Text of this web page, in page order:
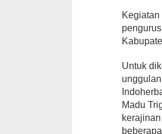
Untuk
Madu